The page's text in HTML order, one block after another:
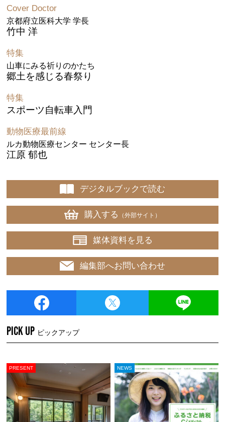
Cover Doctor
京都府立医科大学 学長
竹中 洋
特集
山車にみる祈りのかたち
郷土を感じる春祭り
特集
スポーツ自転車入門
動物医療最前線
ルカ動物医療センター センター長
江原 郁也
デジタルブックで読む
購入する （外部サイト）
媒体資料を見る
編集部へお問い合わせ
PICK UP ピックアップ
PRESENT NEWS